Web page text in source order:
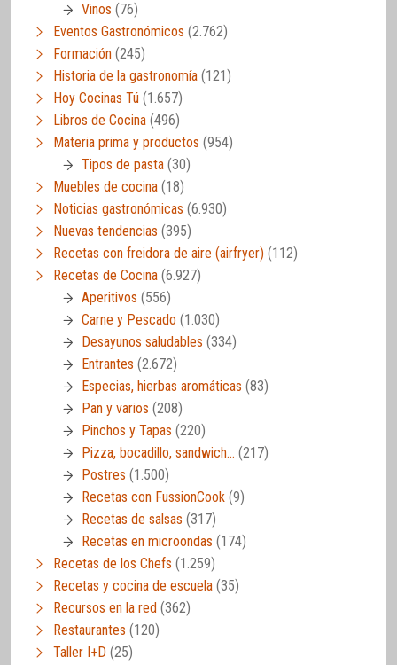
Vinos (76)
Eventos Gastronómicos (2.762)
Formación (245)
Historia de la gastronomía (121)
Hoy Cocinas Tú (1.657)
Libros de Cocina (496)
Materia prima y productos (954)
Tipos de pasta (30)
Muebles de cocina (18)
Noticias gastronómicas (6.930)
Nuevas tendencias (395)
Recetas con freidora de aire (airfryer) (112)
Recetas de Cocina (6.927)
Aperitivos (556)
Carne y Pescado (1.030)
Desayunos saludables (334)
Entrantes (2.672)
Especias, hierbas aromáticas (83)
Pan y varios (208)
Pinchos y Tapas (220)
Pizza, bocadillo, sandwich… (217)
Postres (1.500)
Recetas con FussionCook (9)
Recetas de salsas (317)
Recetas en microondas (174)
Recetas de los Chefs (1.259)
Recetas y cocina de escuela (35)
Recursos en la red (362)
Restaurantes (120)
Taller I+D (25)